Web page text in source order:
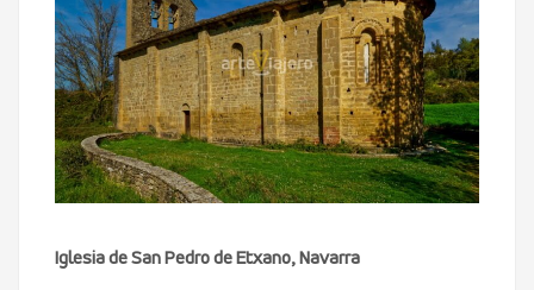
Iglesia de San Pedro de Etxano, Navarra